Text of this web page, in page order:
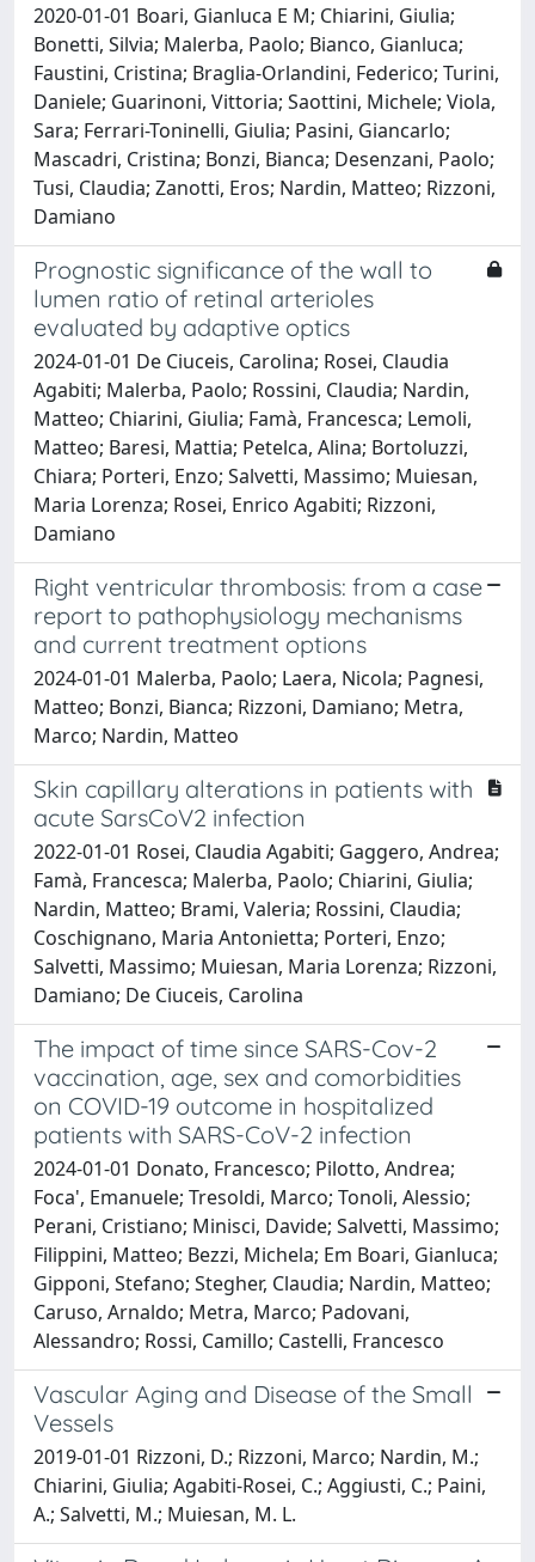
2020-01-01 Boari, Gianluca E M; Chiarini, Giulia;
Bonetti, Silvia; Malerba, Paolo; Bianco, Gianluca;
Faustini, Cristina; Braglia-Orlandini, Federico; Turini,
Daniele; Guarinoni, Vittoria; Saottini, Michele; Viola,
Sara; Ferrari-Toninelli, Giulia; Pasini, Giancarlo;
Mascadri, Cristina; Bonzi, Bianca; Desenzani, Paolo;
Tusi, Claudia; Zanotti, Eros; Nardin, Matteo; Rizzoni,
Damiano
Prognostic significance of the wall to
lumen ratio of retinal arterioles
evaluated by adaptive optics
2024-01-01 De Ciuceis, Carolina; Rosei, Claudia
Agabiti; Malerba, Paolo; Rossini, Claudia; Nardin,
Matteo; Chiarini, Giulia; Famà, Francesca; Lemoli,
Matteo; Baresi, Mattia; Petelca, Alina; Bortoluzzi,
Chiara; Porteri, Enzo; Salvetti, Massimo; Muiesan,
Maria Lorenza; Rosei, Enrico Agabiti; Rizzoni,
Damiano
Right ventricular thrombosis: from a case
report to pathophysiology mechanisms
and current treatment options
2024-01-01 Malerba, Paolo; Laera, Nicola; Pagnesi,
Matteo; Bonzi, Bianca; Rizzoni, Damiano; Metra,
Marco; Nardin, Matteo
Skin capillary alterations in patients with
acute SarsCoV2 infection
2022-01-01 Rosei, Claudia Agabiti; Gaggero, Andrea;
Famà, Francesca; Malerba, Paolo; Chiarini, Giulia;
Nardin, Matteo; Brami, Valeria; Rossini, Claudia;
Coschignano, Maria Antonietta; Porteri, Enzo;
Salvetti, Massimo; Muiesan, Maria Lorenza; Rizzoni,
Damiano; De Ciuceis, Carolina
The impact of time since SARS-Cov-2
vaccination, age, sex and comorbidities
on COVID-19 outcome in hospitalized
patients with SARS-CoV-2 infection
2024-01-01 Donato, Francesco; Pilotto, Andrea;
Foca', Emanuele; Tresoldi, Marco; Tonoli, Alessio;
Perani, Cristiano; Minisci, Davide; Salvetti, Massimo;
Filippini, Matteo; Bezzi, Michela; Em Boari, Gianluca;
Gipponi, Stefano; Stegher, Claudia; Nardin, Matteo;
Caruso, Arnaldo; Metra, Marco; Padovani,
Alessandro; Rossi, Camillo; Castelli, Francesco
Vascular Aging and Disease of the Small
Vessels
2019-01-01 Rizzoni, D.; Rizzoni, Marco; Nardin, M.;
Chiarini, Giulia; Agabiti-Rosei, C.; Aggiusti, C.; Paini,
A.; Salvetti, M.; Muiesan, M. L.